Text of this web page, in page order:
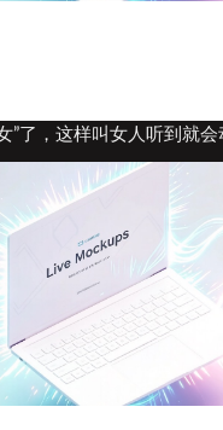
”了，这样叫女人听到就会